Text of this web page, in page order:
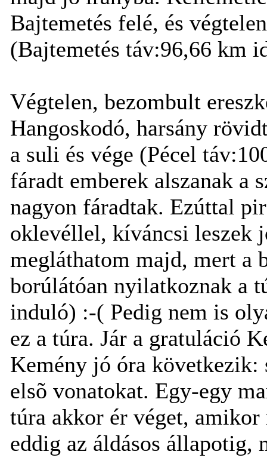
Bajtemetés felé, és
(Bajtemetés táv:96,66 km
Végtelen, bezombult
Hangoskodó, harsány
a suli és vége (Pécel
fáradt emberek alszanak a
nagyon fáradtak. Ezúttal
oklevéllel, kíváncsi leszek
megláthatom majd, mert a
borúlátóan nyilatkoznak a
induló) :-( Pedig nem is
ez a túra. Jár a gratuláció
Kemény jó óra következik:
elsõ vonatokat. Egy-egy
túra akkor ér véget, amikor
eddig az áldásos állapotig,